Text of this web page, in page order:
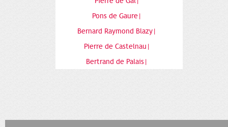
Pons de Gaure|
Bernard Raymond Blazy|
Pierre de Castelnau|
Bertrand de Palais|